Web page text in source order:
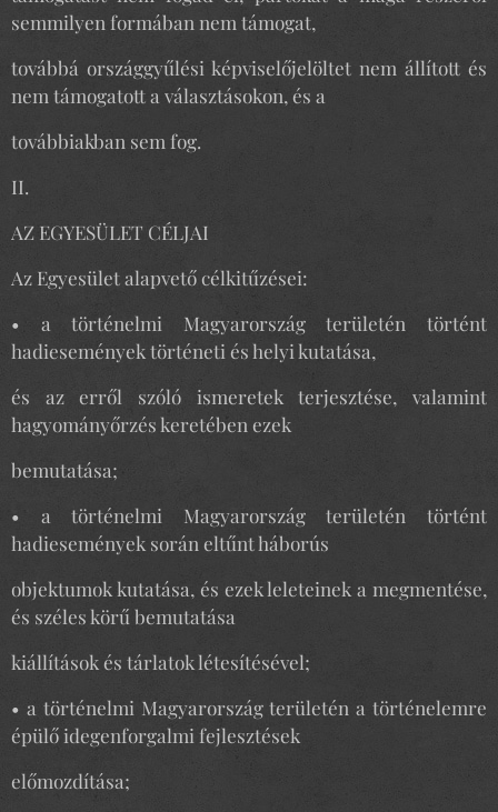
semmilyen formában nem támogat,
továbbá országgyűlési képviselőjelöltet nem állított és
nem támogatott a választásokon, és a
továbbiakban sem fog.
II.
AZ EGYESÜLET CÉLJAI
Az Egyesület alapvető célkitűzései:
• a történelmi Magyarország területén történt
hadiesemények történeti és helyi kutatása,
és az erről szóló ismeretek terjesztése, valamint
hagyományőrzés keretében ezek
bemutatása;
• a történelmi Magyarország területén történt
hadiesemények során eltűnt háborús
objektumok kutatása, és ezek leleteinek a megmentése,
és széles körű bemutatása
kiállítások és tárlatok létesítésével;
• a történelmi Magyarország területén a történelemre
épülő idegenforgalmi fejlesztések
előmozdítása;